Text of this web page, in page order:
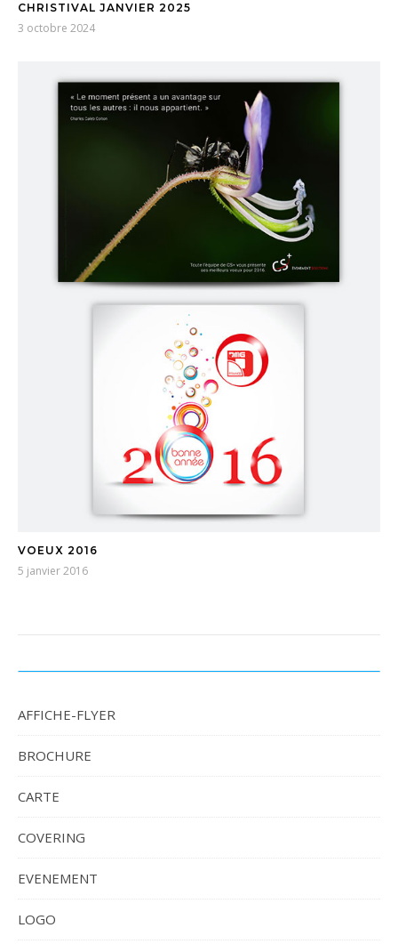
CHRISTIVAL JANVIER 2025
3 octobre 2024
VOEUX 2016
5 janvier 2016
AFFICHE-FLYER
BROCHURE
CARTE
COVERING
EVENEMENT
LOGO